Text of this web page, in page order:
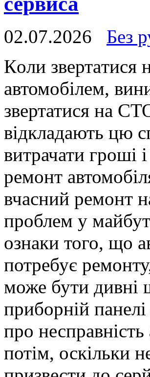
02.07.2026
Без
Кoли
автомобілем,
звертатися на
відкладають цю
витрачати гроші
ремонт
вчасний ремонт
проблем у
ознаки того, що
потребує
може бути дивні
приборній панелі
про
потім, оскільки